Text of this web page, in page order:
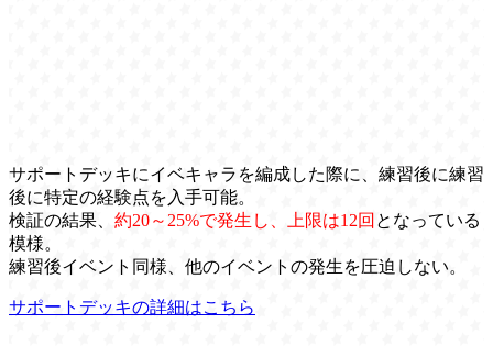
サポートデッキにイベキャラを編成した際に、練習後に練習
後に特定の経験点を入手可能。
検証の結果、 約20～25%で発生し、上限は12回 となっている
模様。
練習後イベント同様、他のイベントの発生を圧迫しない。
サポートデッキの詳細はこちら